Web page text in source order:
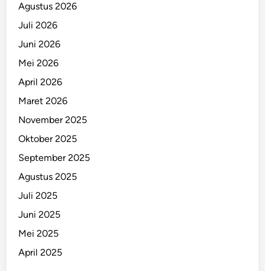
Agustus 2026
Juli 2026
Juni 2026
Mei 2026
April 2026
Maret 2026
November 2025
Oktober 2025
September 2025
Agustus 2025
Juli 2025
Juni 2025
Mei 2025
April 2025